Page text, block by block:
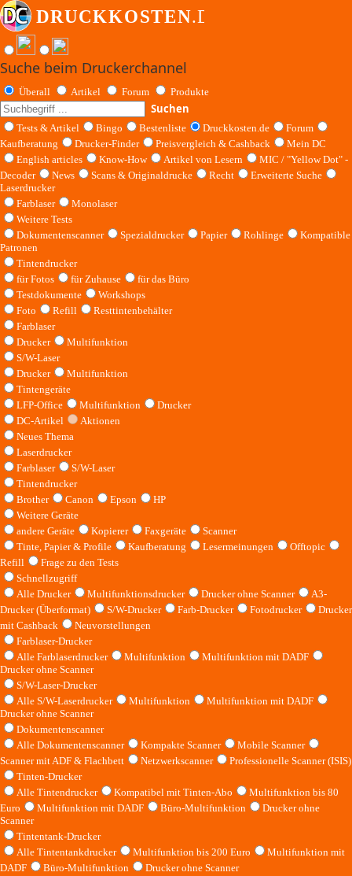
Suche beim Druckerchannel
Überall Artikel Forum Produkte
Suchen
Tests & Artikel Bingo Bestenliste Druckkosten.de
Forum
Kaufberatung
Drucker-Finder Preisvergleich & Cashback
Mein DC
English articles
Know-How Artikel von Lesern
MIC / "Yellow Dot" -
Decoder
News Scans & Originaldrucke Recht
Erweiterte Suche
Laserdrucker
Farblaser
Monolaser
Weitere Tests
Dokumentenscanner
Spezialdrucker Papier Rohlinge
Kompatible
Patronen
Tintendrucker
für Fotos
für Zuhause
für das Büro
Testdokumente
Workshops
Foto
Refill
Resttintenbehälter
Farblaser
Drucker
Multifunktion
S/W-Laser
Drucker
Multifunktion
Tintengeräte
LFP-Office
Multifunktion
Drucker
DC-Artikel
Aktionen
Neues Thema
Laserdrucker
Farblaser
S/W-Laser
Tintendrucker
Brother
Canon Epson
HP
Weitere Geräte
andere Geräte
Kopierer Faxgeräte
Scanner
Tinte, Papier & Profile
Kaufberatung Lesermeinungen
Offtopic
Refill
Frage zu den Tests
Schnellzugriff
Alle Drucker
Multifunktionsdrucker Drucker ohne Scanner
A3-
Drucker (Überformat)
S/W-Drucker Farb-Drucker Fotodrucker
Drucker
mit Cashback
Neuvorstellungen
Farblaser-Drucker
Alle Farblaserdrucker
Multifunktion
Multifunktion mit DADF
Drucker ohne Scanner
S/W-Laser-Drucker
Alle S/W-Laserdrucker
Multifunktion
Multifunktion mit DADF
Drucker ohne Scanner
Dokumentenscanner
Alle Dokumentenscanner
Kompakte Scanner
Mobile Scanner
Scanner mit ADF & Flachbett
Netzwerkscanner
Professionelle Scanner (ISIS)
Tinten-Drucker
Alle Tintendrucker
Kompatibel mit Tinten-Abo
Multifunktion bis 80
Euro
Multifunktion mit DADF Büro-Multifunktion
Drucker ohne
Scanner
Tintentank-Drucker
Alle Tintentankdrucker
Multifunktion bis 200 Euro
Multifunktion mit
DADF
Büro-Multifunktion
Drucker ohne Scanner